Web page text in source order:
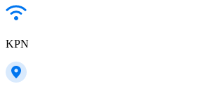
KPN